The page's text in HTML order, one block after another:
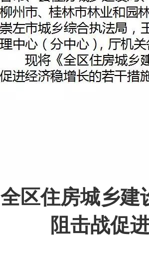
全区住房城乡建
阻击战促